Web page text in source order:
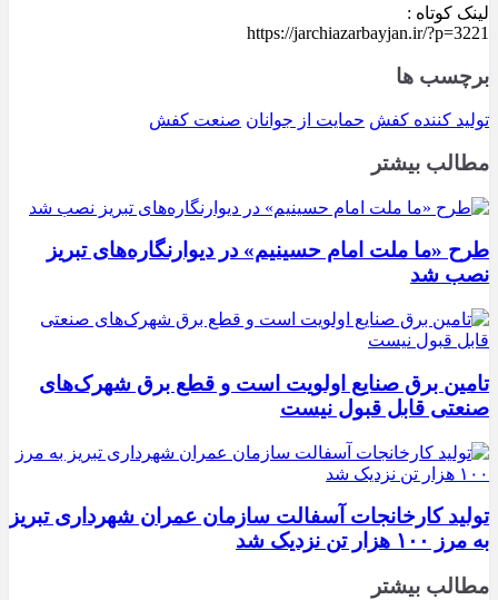
لینک کوتاه :
https://jarchiazarbayjan.ir/?p=3221
برچسب ها
تولید کننده کفش حمایت از جوانان صنعت کفش
مطالب بیشتر
طرح «ما ملت امام حسینیم» در دیوارنگاره‌های تبریز
نصب شد
تامین برق صنایع اولویت است و قطع برق شهرک‌های
صنعتی قابل قبول نیست
تولید کارخانجات آسفالت سازمان عمران شهرداری تبریز
به مرز ۱۰۰ هزار تن نزدیک شد
مطالب بیشتر